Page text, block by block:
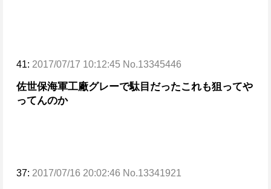
41: 2017/07/17 10:12:45 No.13345446
佐世保海軍工廠グレーで駄目だったこれも狙ってや
ってんのか
37: 2017/07/16 20:02:46 No.13341921